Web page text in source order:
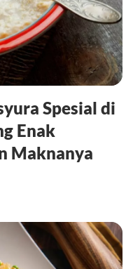
Spesial di
Enak
Maknanya